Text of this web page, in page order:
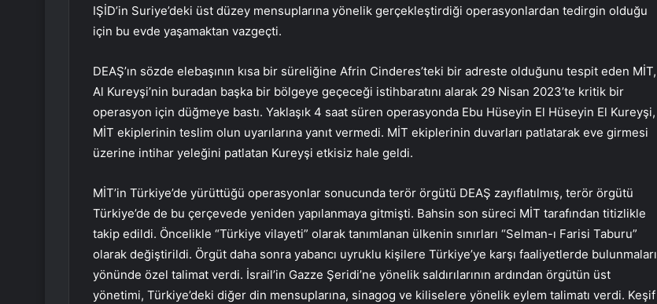
IŞİD’in Suriye’deki üst düzey mensuplarına yönelik gerçekleştirdiği operasyonlardan tedirgin olduğu
için bu evde yaşamaktan vazgeçti.
DEAŞ’ın sözde elebaşının kısa bir süreliğine Afrin Cinderes’teki bir adreste olduğunu tespit eden MİT,
Al Kureyşi’nin buradan başka bir bölgeye geçeceği istihbaratını alarak 29 Nisan 2023’te kritik bir
operasyon için düğmeye bastı. Yaklaşık 4 saat süren operasyonda Ebu Hüseyin El Hüseyin El Kureyşi,
MİT ekiplerinin teslim olun uyarılarına yanıt vermedi. MİT ekiplerinin duvarları patlatarak eve girmesi
üzerine intihar yeleğini patlatan Kureyşi etkisiz hale geldi.
MİT’in Türkiye’de yürüttüğü operasyonlar sonucunda terör örgütü DEAŞ zayıflatılmış, terör örgütü
Türkiye’de de bu çerçevede yeniden yapılanmaya gitmişti. Bahsin son süreci MİT tarafından titizlikle
takip edildi. Öncelikle “Türkiye vilayeti” olarak tanımlanan ülkenin sınırları “Selman-ı Farisi Taburu”
olarak değiştirildi. Örgüt daha sonra yabancı uyruklu kişilere Türkiye’ye karşı faaliyetlerde bulunmaları
yönünde özel talimat verdi. İsrail’in Gazze Şeridi’ne yönelik saldırılarının ardından örgütün üst
yönetimi, Türkiye’deki diğer din mensuplarına, sinagog ve kiliselere yönelik eylem talimatı verdi. Keşif